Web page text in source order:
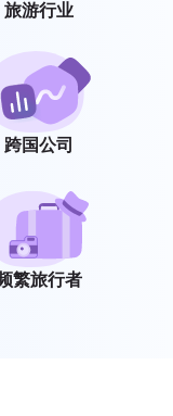
旅游行业
跨国公司
繁旅行者